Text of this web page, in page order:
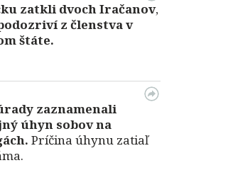
zatkli dvoch Iračanov,
z členstva v
štáte.
zaznamenali
úhyn sobov na
Príčina úhynu zatiaľ